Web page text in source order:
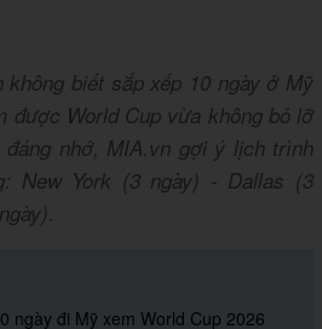
không biết sắp xếp 10 ngày ở Mỹ
được World Cup vừa không bỏ lỡ
đáng nhớ, MIA.vn gợi ý lịch trình
New York (3 ngày) - Dallas (3
ngày đi Mỹ xem World Cup 2026